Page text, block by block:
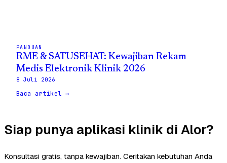
PANDUAN
RME & SATUSEHAT: Kewajiban Rekam
Medis Elektronik Klinik 2026
8 Juli 2026
Baca artikel →
Siap punya aplikasi klinik di Alor?
Konsultasi gratis, tanpa kewajiban. Ceritakan kebutuhan Anda